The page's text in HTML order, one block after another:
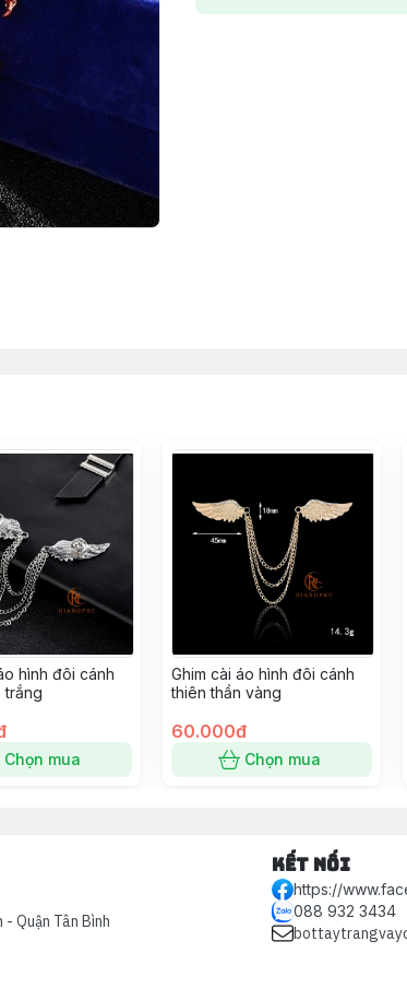
hình đôi cánh
trắng
Chọn mua
Ghim cài áo hình đôi cánh
thiên thần vàng
60.000đ
Chọn mua
- Quận Tân Bình
Kết nối
https://
088 932 3434